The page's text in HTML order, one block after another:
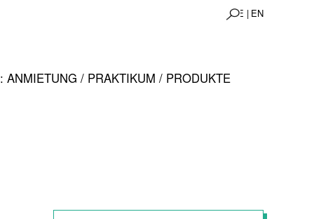
DE | EN
ANMIETUNG / PRAKTIKUM / PRODUKTE